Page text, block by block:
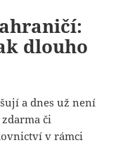
dlouho
a dnes už není
či
v rámci